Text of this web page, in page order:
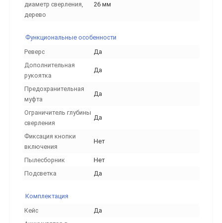
диаметр сверления,
дерево
26 мм
Функциональные особенности
Реверс
Да
Дополнительная
рукоятка
Да
Предохранительная
муфта
Да
Ограничитель глубины
сверления
Да
Фиксация кнопки
включения
Нет
Пылесборник
Нет
Подсветка
Да
Комплектация
Кейс
Да